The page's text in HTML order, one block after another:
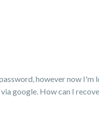
however now I'm
google. How can I